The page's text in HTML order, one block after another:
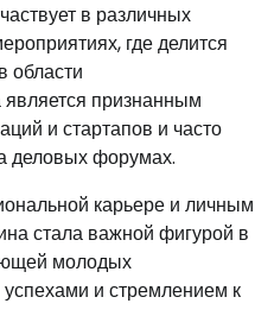
в различных
где делится
области
признанным
и стартапов и часто
деловых форумах.
карьере и личным
стала важной фигурой в
молодых
и стремлением к